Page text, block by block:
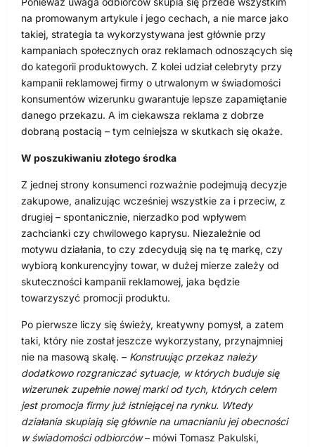
na promowanym artykule i jego cechach, a nie marce jako
takiej, strategia ta wykorzystywana jest głównie przy
kampaniach społecznych oraz reklamach odnoszących się
do kategorii produktowych. Z kolei udział celebryty przy
kampanii reklamowej firmy o utrwalonym w świadomości
konsumentów wizerunku gwarantuje lepsze zapamiętanie
danego przekazu. A im ciekawsza reklama z dobrze
dobraną postacią – tym celniejsza w skutkach się okaże.
W poszukiwaniu złotego środka
Z jednej strony konsumenci rozważnie podejmują decyzje
zakupowe, analizując wcześniej wszystkie za i przeciw, z
drugiej – spontanicznie, nierzadko pod wpływem
zachcianki czy chwilowego kaprysu. Niezależnie od
motywu działania, to czy zdecydują się na tę markę, czy
wybiorą konkurencyjny towar, w dużej mierze zależy od
skuteczności kampanii reklamowej, jaka będzie
towarzyszyć promocji produktu.
Po pierwsze liczy się świeży, kreatywny pomysł, a zatem
taki, który nie został jeszcze wykorzystany, przynajmniej
nie na masową skalę. – Konstruując przekaz należy
dodatkowo rozgraniczać sytuacje, w których buduje się
wizerunek zupełnie nowej marki od tych, których celem
jest promocja firmy już istniejącej na rynku. Wtedy
działania skupiają się głównie na umacnianiu jej obecności
w świadomości odbiorców– mówi Tomasz Pakulski,